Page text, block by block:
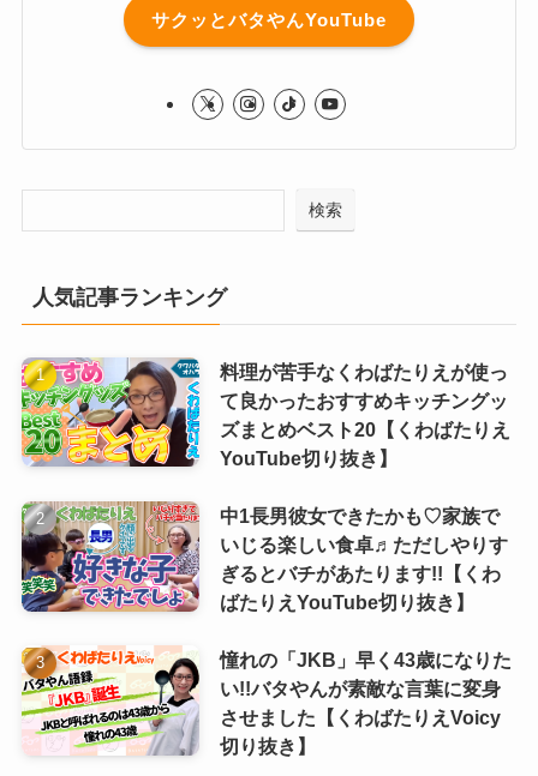
サクッとバタやんYouTube
検索
人気記事ランキング
料理が苦手なくわばたりえが使っ
て良かったおすすめキッチングッ
ズまとめベスト20【くわばたりえ
YouTube切り抜き】
中1長男彼女できたかも♡家族で
いじる楽しい食卓♬ただしやりす
ぎるとバチがあたります!!【くわ
ばたりえYouTube切り抜き】
憧れの「JKB」早く43歳になりた
い!!バタやんが素敵な言葉に変身
させました【くわばたりえVoicy
切り抜き】